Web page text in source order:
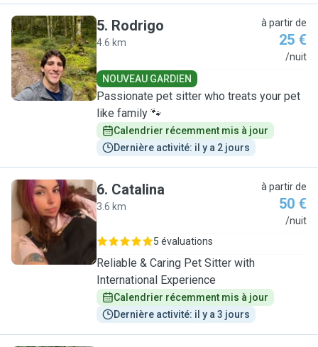
R
5. Rodrigo
4.6 km
à partir de
25 €
/nuit
NOUVEAU GARDIEN
Passionate pet sitter who treats your pet
like family 🐾
Calendrier récemment mis à jour
Dernière activité: il y a 2 jours
C
6. Catalina
3.6 km
à partir de
50 €
/nuit
5 évaluations
Reliable & Caring Pet Sitter with
International Experience
Calendrier récemment mis à jour
Dernière activité: il y a 3 jours